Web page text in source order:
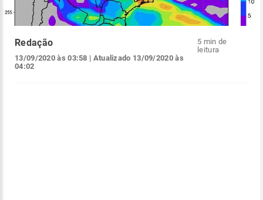
Redação
13/09/2020 às 03:58 | Atualizado 13/09/2020 às
04:02
5 min de
leitura